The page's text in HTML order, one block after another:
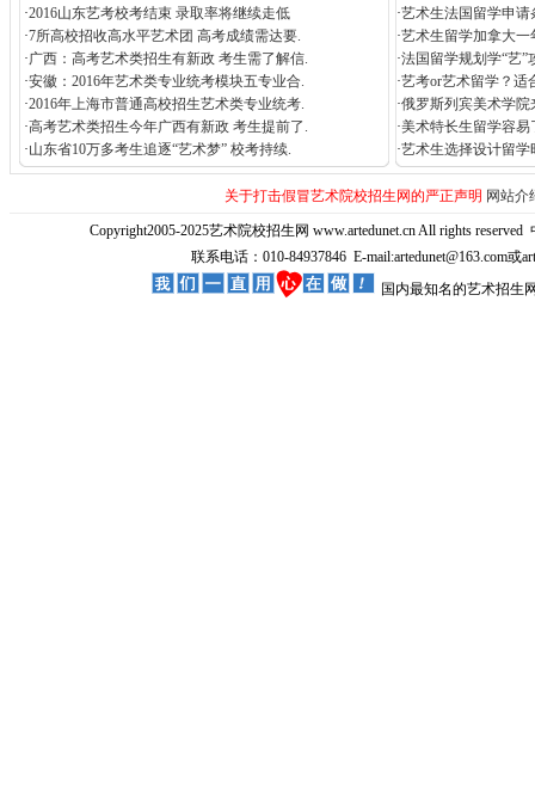
·2016山东艺考校考结束 录取率将继续走低
·7所高校招收高水平艺术团 高考成绩需达要.
·广西：高考艺术类招生有新政 考生需了解信.
·安徽：2016年艺术类专业统考模块五专业合.
·2016年上海市普通高校招生艺术类专业统考.
·高考艺术类招生今年广西有新政 考生提前了.
·山东省10万多考生追逐“艺术梦” 校考持续.
·艺术生法国留学申请
·艺术生留学加拿大一
·法国留学规划学“艺”
·艺考or艺术留学？适
·俄罗斯列宾美术学院
·美术特长生留学容易
·艺术生选择设计留
关于打击假冒艺术院校招生网的严正声明 网站介
Copyright2005-2025艺术院校招生网 www.artedunet.cn All rights reserved
联系电话：010-84937846 E-mail:artedunet@163.com或
国内最知名的艺术招生